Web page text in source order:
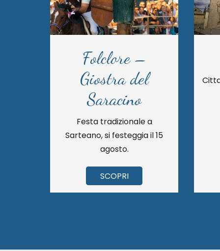
Folclore –
Giostra del
Saracino
Festa tradizionale a
Sarteano, si festeggia il 15
agosto.
SCOPRI